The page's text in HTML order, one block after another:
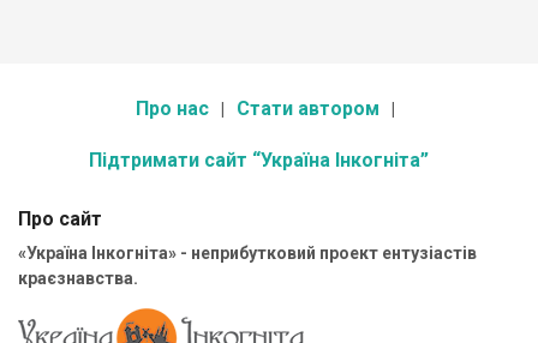
Про нас Стати автором
Підтримати сайт “Україна Інкогніта”
Про сайт
«Україна Інкогніта» - неприбутковий проект ентузіастів
краєзнавства.